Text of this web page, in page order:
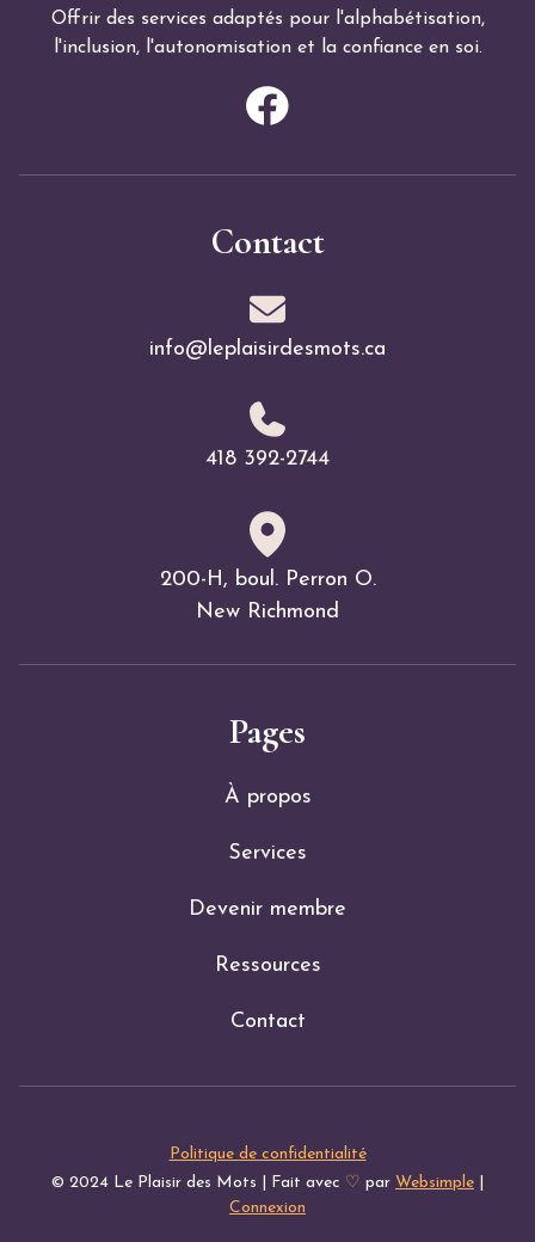
Contact
info@leplaisirdesmots.ca
418 392-2744
200-H, boul. Perron O.
New Richmond
Offrir des services adaptés pour l'alphabétisation,
l'inclusion, l'autonomisation et la confiance en soi.
Pages
À propos
Services
Devenir membre
Ressources
Contact
© 2024 Le Plaisir des Mots | Fait avec ♡ par Websimple
Connexion
Politique de confidentialité